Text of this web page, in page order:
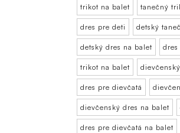
trikot na balet tanečný
dres pre deti detský
detský dres na balet
trikot na balet
dres pre dievčatá
dievčenský dres na balet
dres pre dievčatá na balet